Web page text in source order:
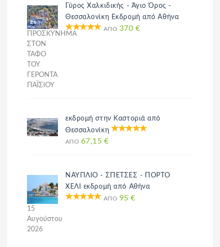
ΠΡΟΣΚΥΝΗΜΑ
ΣΤΟΝ
ΤΑΦΟ
ΤΟΥ
ΓΕΡΟΝΤΑ
ΠΑΪΣΙΟΥ
Γύρος Χαλκιδικής - Άγιο Όρος -
Θεσσαλονίκη Εκδρομή από Αθήνα
ΑΠΌ 370 €
εκδρομή στην Καστοριά από
Θεσσαλονίκη
ΑΠΌ 67,15 €
15
Αυγούστου
2026
ΝΑΥΠΛΙΟ - ΣΠΕΤΣΕΣ - ΠΟΡΤΟ
ΧΕΛΙ εκδρομή από Αθήνα
ΑΠΌ 95 €